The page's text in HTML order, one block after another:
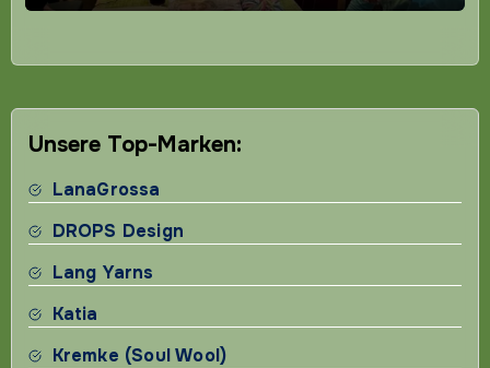
Unsere Top-Marken:
LanaGrossa
DROPS Design
Lang Yarns
Katia
Kremke (Soul Wool)